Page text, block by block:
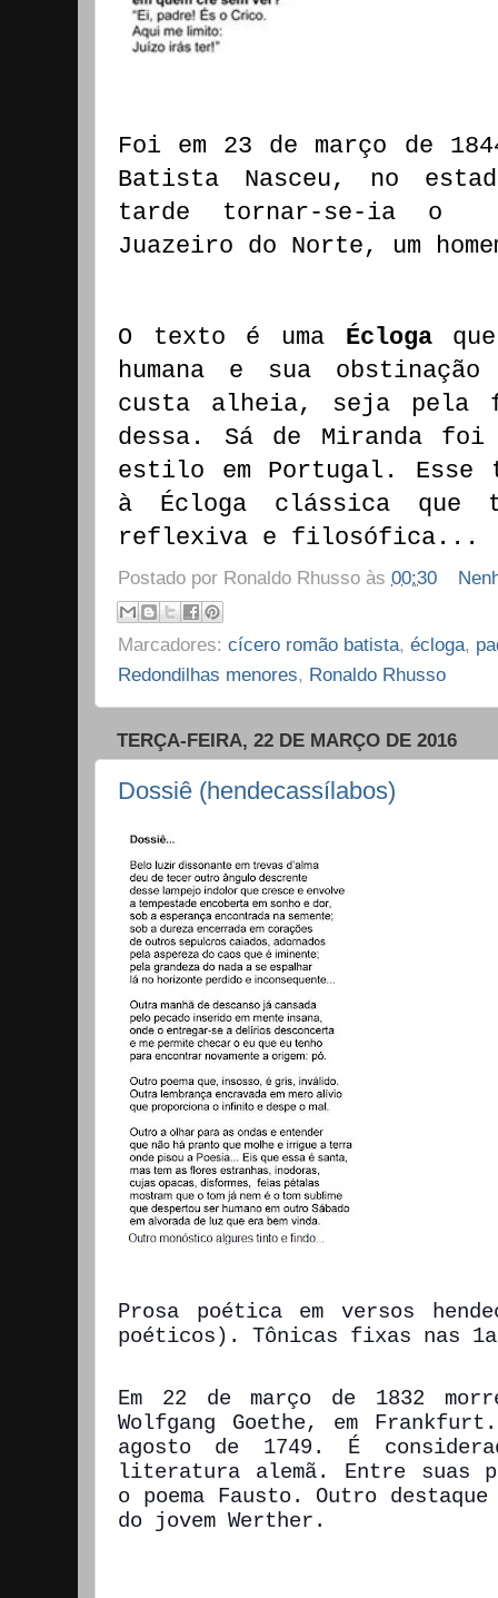
Foi em 23 de março de
Batista Nasceu, no
tarde tornar-se-ia o
Juazeiro do Norte, um
O texto é uma Écloga
humana e sua
custa alheia, seja
dessa. Sá de Miranda foi
estilo em Portugal. Esse
à Écloga clássica que
reflexiva e filosófica...
Postado por Ronaldo Rhusso às 00:30
Marcadores: cícero romão batista, écloga,
Redondilhas menores, Ronaldo Rhusso
TERÇA-FEIRA, 22 DE MARÇO DE 2016
Dossiê (hendecassílabos)
Prosa poética em versos
poéticos). Tônicas fixas nas
Em 22 de março de 1832
Wolfgang Goethe, em
agosto de 1749. É
literatura alemã. Entre suas
o poema Fausto. Outro
do jovem Werther.